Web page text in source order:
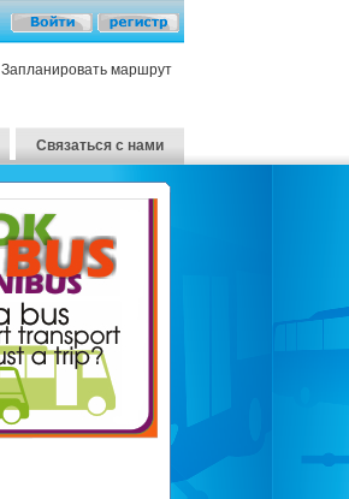
Запланировать маршрут
Связаться с нами